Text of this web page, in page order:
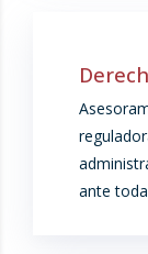
ante